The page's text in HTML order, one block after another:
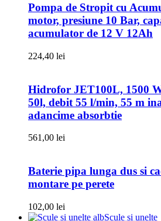
Pompa de Stropit cu
motor, presiune 10 Bar,
acumulator de 12 V 12Ah
224,40 lei
Hidrofor JET100L, 1500
50l, debit 55 l/min, 55 m
adancime absorbtie
561,00 lei
Baterie pipa lunga dus si
montare pe perete
102,00 lei
Scule si unelte